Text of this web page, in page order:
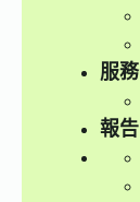
服務
報告